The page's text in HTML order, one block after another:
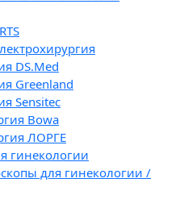
DS.Med
Greenland
Sensitec
Bowa
ЛОРГЕ
гинекологии
для гинекологии /